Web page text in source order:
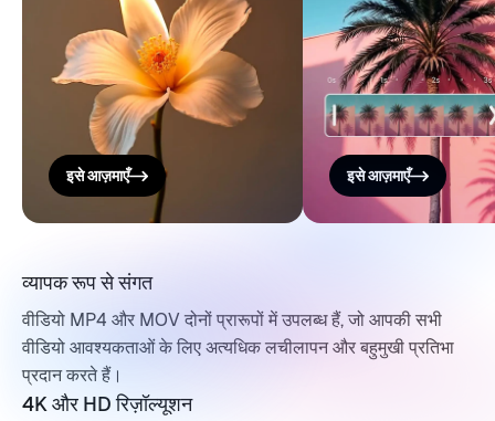
इसे आज़माएँ इसे आज़माएँ
व्यापक रूप से संगत
वीडियो MP4 और MOV दोनों प्रारूपों में उपलब्ध हैं, जो आपकी सभी
वीडियो आवश्यकताओं के लिए अत्यधिक लचीलापन और बहुमुखी प्रतिभा
प्रदान करते हैं।
4K और HD रिज़ॉल्यूशन